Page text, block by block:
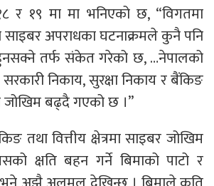
र १९ मा मा भनिएको छ, “विगतमा
अपराधका घटनाक्रमले कुनै पनि
तर्फ संकेत गरेको छ, …नेपालको
सरकारी निकाय, सुरक्षा निकाय र बैंकिङ
जोखिम बढ्दै गएको छ ।”
तथा वित्तीय क्षेत्रमा साइबर जोखिम
क्षति बहन गर्ने बिमाको पाटो र